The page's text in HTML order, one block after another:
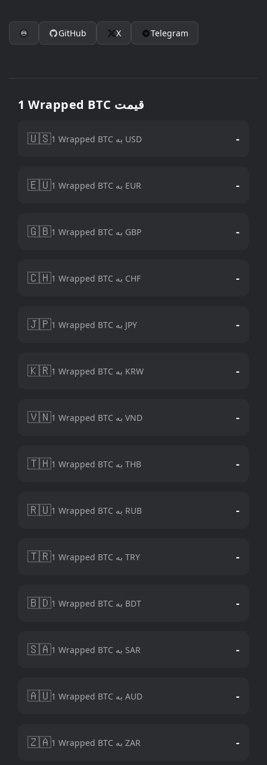
GitHub X Telegram
1 Wrapped BTC قیمت
🇺🇸 1 Wrapped BTC به USD -
🇪🇺 1 Wrapped BTC به EUR -
🇬🇧 1 Wrapped BTC به GBP -
🇨🇭 1 Wrapped BTC به CHF -
🇯🇵 1 Wrapped BTC به JPY -
🇰🇷 1 Wrapped BTC به KRW -
🇻🇳 1 Wrapped BTC به VND -
🇹🇭 1 Wrapped BTC به THB -
🇷🇺 1 Wrapped BTC به RUB -
🇹🇷 1 Wrapped BTC به TRY -
🇧🇩 1 Wrapped BTC به BDT -
🇸🇦 1 Wrapped BTC به SAR -
🇦🇺 1 Wrapped BTC به AUD -
🇿🇦 1 Wrapped BTC به ZAR -